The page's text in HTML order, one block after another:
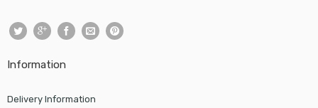
Information
Delivery Information